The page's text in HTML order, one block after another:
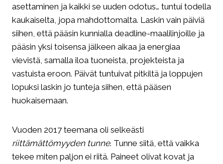
asettaminen ja kaikki se uuden odotus… tuntui todella
kaukaiselta, jopa mahdottomalta. Laskin vain päiviä
siihen, että pääsin kunnialla deadline-maalilinjoille ja
pääsin yksi toisensa jälkeen aikaa ja energiaa
vievistä, samalla iloa tuoneista, projekteista ja
vastuista eroon. Päivät tuntuivat pitkiltä ja loppujen
lopuksi laskin jo tunteja siihen, että pääsen
huokaisemaan.
Vuoden 2017 teemana oli selkeästi
riittämättömyyden tunne. Tunne siitä, että vaikka
tekee miten paljon ei riitä. Paineet olivat kovat ja